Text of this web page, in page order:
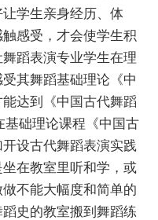
学生亲身经历、体
感受，才会使学生积
蹈表演专业学生在理
其舞蹈基础理论《中
达到《中国古代舞蹈
基础理论课程《中国古
设古代舞蹈表演实践
在教室里听和学，或
不能大幅度和简单的
史的教室搬到舞蹈练